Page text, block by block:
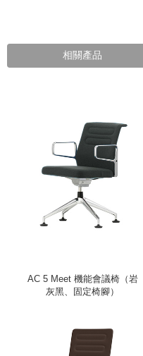
相關產品
AC 5 Meet 機能會議椅（岩
灰黑、固定椅腳）